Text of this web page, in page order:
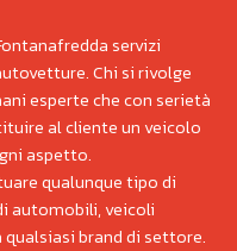
servizi
Chi si rivolge
esperte che con serietà
al cliente un veicolo
aspetto.
qualunque tipo di
automobili, veicoli
brand di settore.